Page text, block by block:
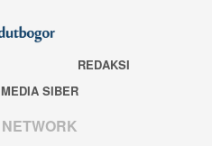
REDAKSI
SIBER